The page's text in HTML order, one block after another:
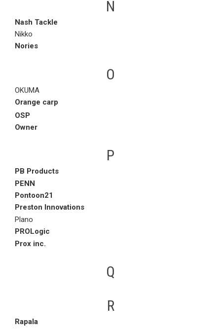
N
Nash Tackle
Nikko
Nories
O
OKUMA
Orange carp
OSP
Owner
P
PB Products
PENN
Pontoon21
Preston Innovations
Plano
PROLogic
Prox inc.
Q
R
Rapala